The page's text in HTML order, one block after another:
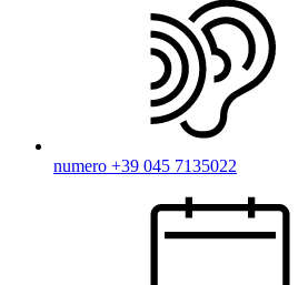
numero +39 045 7135022